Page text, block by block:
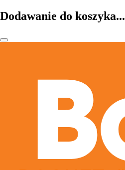
Dodawanie do koszyka...